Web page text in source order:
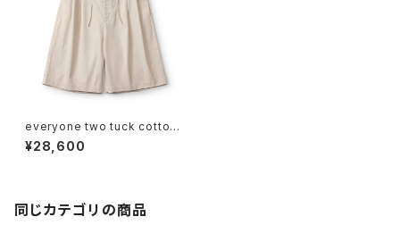
everyone two tuck cotton
wide short pants (L.BEIGE)
¥28,600
同じカテゴリの商品